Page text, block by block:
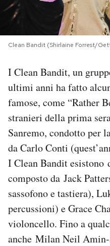
NEWSLETTER
SHOP
CALENDARIO
AREA PERSONALE
Area Personale
Newsletter
Notifiche mobile
Regala il Post
Hai bisogno di aiuto?
Clean Bandit (Shirlaine Forrest/
I Clean Bandit, un
ultimi anni ha fatto
famose, come “Rather
stranieri della prima
Sanremo, condotto per
da Carlo Conti
I Clean Bandit esistono
composto da Jack
sassofono e tastiera),
percussioni) e Grace
violoncello. Fino a
anche Milan Neil